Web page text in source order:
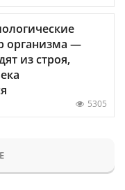
организма —
из строя,
5305